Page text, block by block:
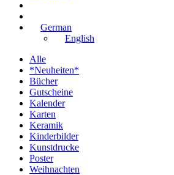
German
English
Alle
*Neuheiten*
Bücher
Gutscheine
Kalender
Karten
Keramik
Kinderbilder
Kunstdrucke
Poster
Weihnachten